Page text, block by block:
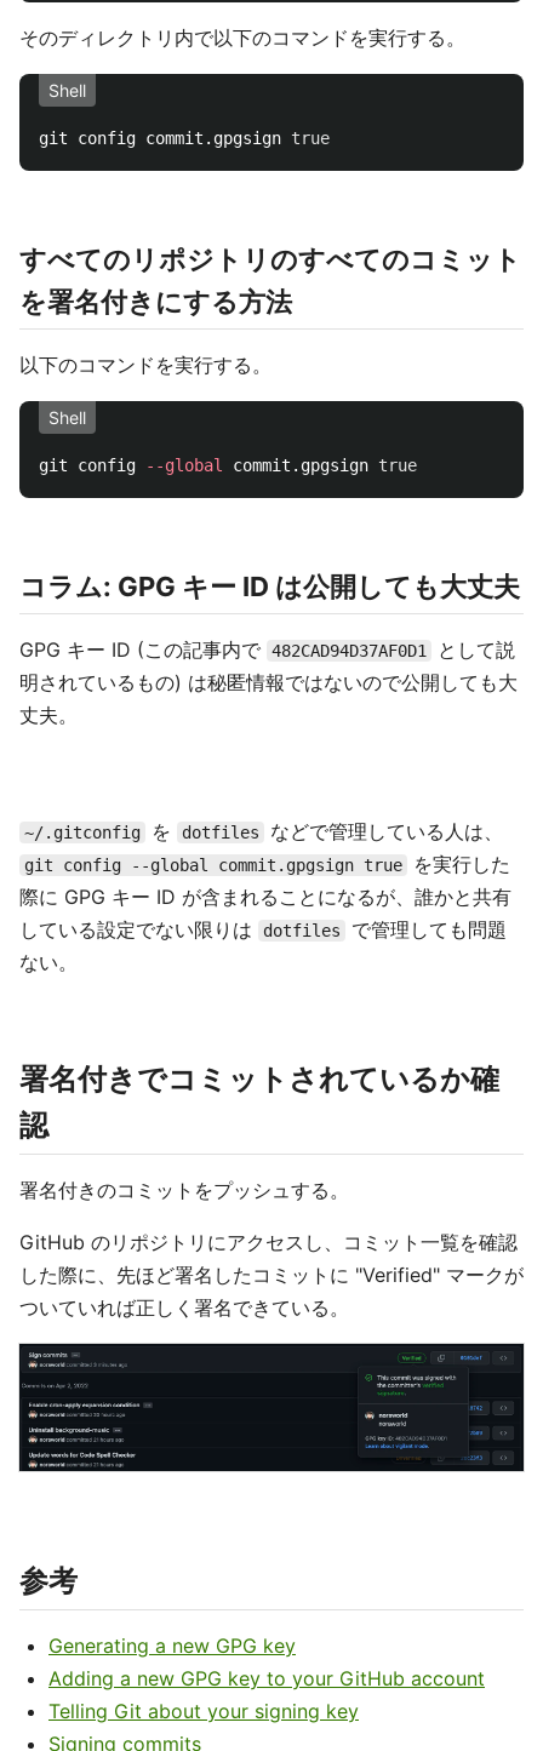
そのディレクトリ内で以下のコマンドを実行する。
Shell
git config commit.gpgsign true
すべてのリポジトリのすべてのコミット
を署名付きにする方法
以下のコマンドを実行する。
Shell
git config --global commit.gpgsign true
コラム: GPG キー ID は公開しても大丈夫
GPG キー ID (この記事内で 482CAD94D37AF0D1
として説
明されているもの) は秘匿情報ではないので公開しても大
丈夫。
~/.gitconfig を dotfiles などで管理している人は、
git config --global commit.gpgsign true
を実行した
際に GPG キー ID が含まれることになるが、誰かと共有
している設定でない限りは
dotfiles
で管理しても問題
ない。
署名付きでコミットされているか確
認
署名付きのコミットをプッシュする。
GitHub のリポジトリにアクセスし、コミット一覧を確認
した際に、先ほど署名したコミットに "Verified" マークが
ついていれば正しく署名できている。
参考
Generating a new GPG key
Adding a new GPG key to your GitHub account
Telling Git about your signing key
Signing commits